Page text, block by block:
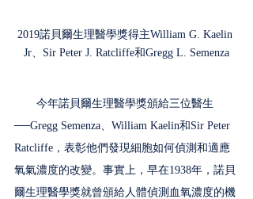
2019諾貝爾生理醫學獎得主William G. Kaelin
Jr、Sir Peter J. Ratcliffe和Gregg L. Semenza
今年諾貝爾生理醫學獎頒給三位醫生
──Gregg Semenza、William Kaelin和Sir Peter
Ratcliffe，表彰他們發現細胞如何偵測和適應
氧氣濃度的改變。事實上，早在1938年，諾貝
爾生理醫學獎就曾頒給人體偵測血氧濃度的機